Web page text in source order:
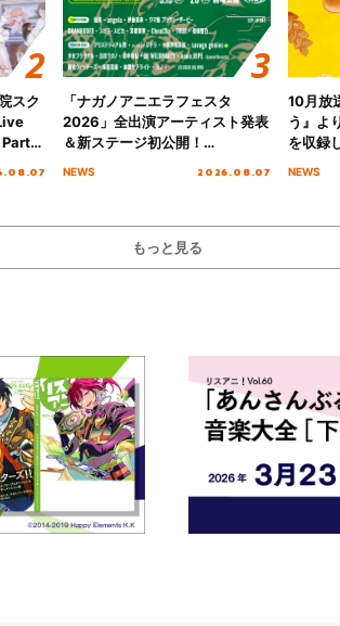
スク
Party
「ナガノアニエラフェスタ
2026」全出演アーティスト発表
＆新ステージ初公開！
NEWS 2026.08.07
10月放
う』よ
を収録
NEWS
もっと見る